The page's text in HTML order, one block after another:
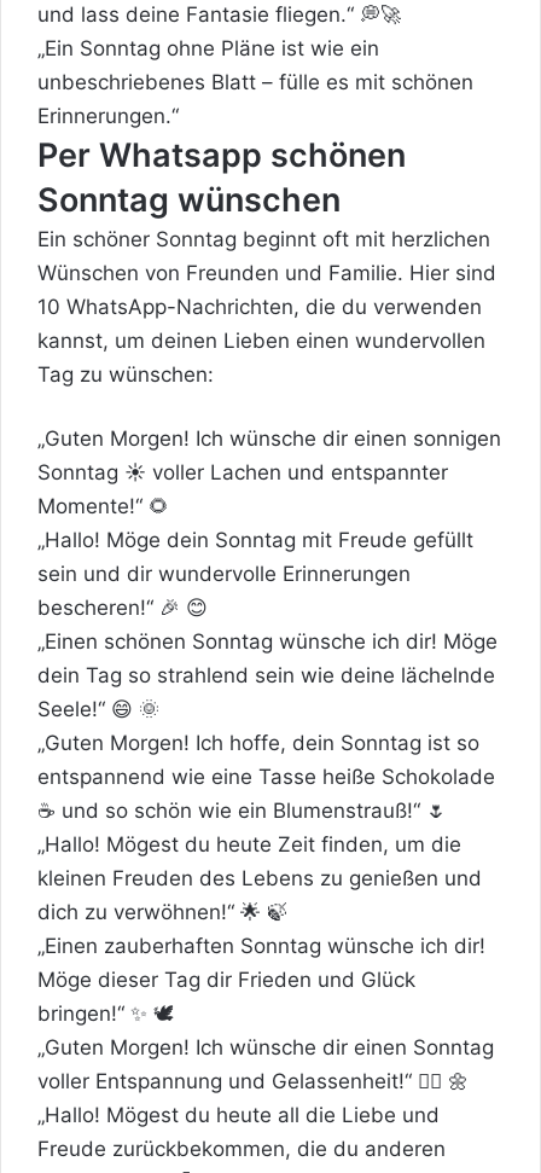
und lass deine Fantasie fliegen.“ 💭🚀
„Ein Sonntag ohne Pläne ist wie ein
unbeschriebenes Blatt – fülle es mit schönen
Erinnerungen.“
Per Whatsapp schönen
Sonntag wünschen
Ein schöner Sonntag beginnt oft mit herzlichen
Wünschen von Freunden und Familie. Hier sind
10 WhatsApp-Nachrichten, die du verwenden
kannst, um deinen Lieben einen wundervollen
Tag zu wünschen:
„Guten Morgen! Ich wünsche dir einen sonnigen
Sonntag ☀️ voller Lachen und entspannter
Momente!“ 🌻
„Hallo! Möge dein Sonntag mit Freude gefüllt
sein und dir wundervolle Erinnerungen
bescheren!“ 🎉 😊
„Einen schönen Sonntag wünsche ich dir! Möge
dein Tag so strahlend sein wie deine lächelnde
Seele!“ 😄 🌞
„Guten Morgen! Ich hoffe, dein Sonntag ist so
entspannend wie eine Tasse heiße Schokolade
☕️ und so schön wie ein Blumenstrauß!“ 🌷
„Hallo! Mögest du heute Zeit finden, um die
kleinen Freuden des Lebens zu genießen und
dich zu verwöhnen!“ 🌟 🍃
„Einen zauberhaften Sonntag wünsche ich dir!
Möge dieser Tag dir Frieden und Glück
bringen!“ ✨ 🕊️
„Guten Morgen! Ich wünsche dir einen Sonntag
voller Entspannung und Gelassenheit!“ 🧘‍♀️ 🌼
„Hallo! Mögest du heute all die Liebe und
Freude zurückbekommen, die du anderen